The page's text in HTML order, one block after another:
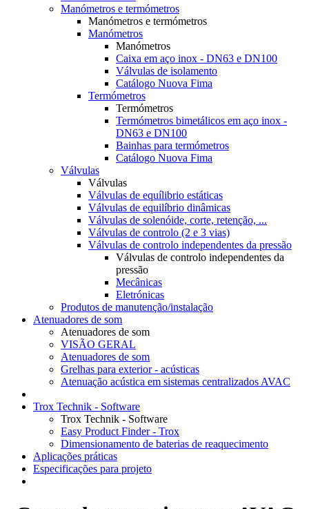
Manómetros e termómetros
Manómetros e termómetros
Manómetros
Manómetros
Caixa em aço inox - DN63 e DN100
Válvulas de isolamento
Catálogo Nuova Fima
Termómetros
Termómetros
Termómetros bimetálicos em aço inox -
DN63 e DN100
Bainhas para termómetros
Catálogo Nuova Fima
Válvulas
Válvulas
Válvulas de equílibrio estáticas
Válvulas de equilíbrio dinâmicas
Válvulas de solenóide, corte, retenção, ...
Válvulas de controlo (2 e 3 vias)
Válvulas de controlo independentes da pressão
Válvulas de controlo independentes da
pressão
Mecânicas
Eletrónicas
Produtos de manutenção/instalação
Atenuadores de som
Atenuadores de som
VISÃO GERAL
Atenuadores de som
Grelhas para exterior - acústicas
Atenuação acústica em sistemas centralizados AVAC
Trox Technik - Software
Trox Technik - Software
Easy Product Finder - Trox
Dimensionamento de baterias de reaquecimento
Aplicações práticas
Especificações para projeto